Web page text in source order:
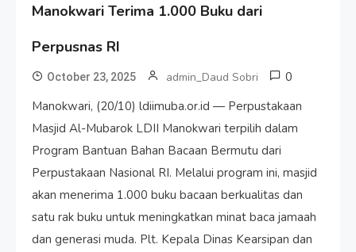
Manokwari Terima 1.000 Buku dari
Perpusnas RI
October 23, 2025 admin_Daud Sobri
0
Manokwari, (20/10) ldiimuba.or.id — Perpustakaan
Masjid Al-Mubarok LDII Manokwari terpilih dalam
Program Bantuan Bahan Bacaan Bermutu dari
Perpustakaan Nasional RI. Melalui program ini, masjid
akan menerima 1.000 buku bacaan berkualitas dan
satu rak buku untuk meningkatkan minat baca jamaah
dan generasi muda. Plt. Kepala Dinas Kearsipan dan